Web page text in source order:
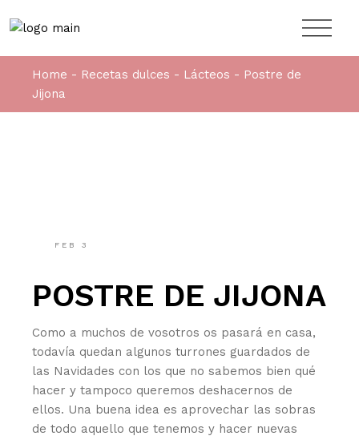
Home Recetas dulces Lácteos
Postre de
Jijona
FEB 3
POSTRE DE JIJONA
Como a muchos de vosotros os pasará en casa,
todavía quedan algunos turrones guardados de
las Navidades con los que no sabemos bien qué
hacer y tampoco queremos deshacernos de
ellos. Una buena idea es aprovechar las sobras
de todo aquello que tenemos y hacer nuevas